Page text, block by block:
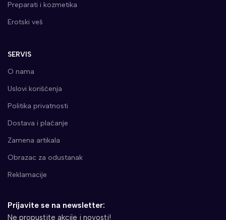
Preparati i kozmetika
Erotski veš
SERVIS
O nama
Uslovi korišćenja
Politika privatnosti
Dostava i plaćanje
Zamena artikala
Obrazac za odustanak
Reklamacije
Prijavite se na newsletter:
Ne propustite akcije i novosti!